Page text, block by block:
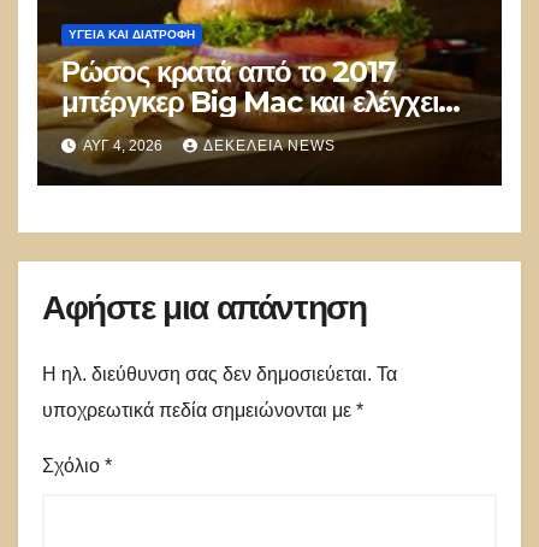
ΥΓΕΊΑ ΚΑΙ ΔΙΑΤΡΟΦΉ
Ρώσος κρατά από το 2017
μπέργκερ Big Mac και ελέγχει
την εξέλιξη των υλικών του:
Παραμένουν σχεδόν
αναλλοίωτα!
ΑΥΓ 4, 2026 ΔΕΚΈΛΕΙΑ NEWS
Αφήστε μια απάντηση
Η ηλ. διεύθυνση σας δεν δημοσιεύεται. Τα
υποχρεωτικά πεδία σημειώνονται με *
Σχόλιο *